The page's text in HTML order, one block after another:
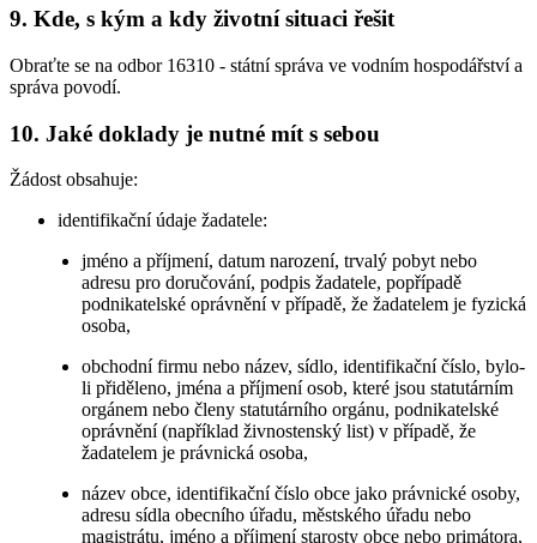
9. Kde, s kým a kdy životní situaci řešit
Obraťte se na odbor 16310 - státní správa ve vodním hospodářství a
správa povodí.
10. Jaké doklady je nutné mít s sebou
Žádost obsahuje:
identifikační údaje žadatele:
jméno a příjmení, datum narození, trvalý pobyt nebo
adresu pro doručování, podpis žadatele, popřípadě
podnikatelské oprávnění v případě, že žadatelem je fyzická
osoba,
obchodní firmu nebo název, sídlo, identifikační číslo, bylo-
li přiděleno, jména a příjmení osob, které jsou statutárním
orgánem nebo členy statutárního orgánu, podnikatelské
oprávnění (například živnostenský list) v případě, že
žadatelem je právnická osoba,
název obce, identifikační číslo obce jako právnické osoby,
adresu sídla obecního úřadu, městského úřadu nebo
magistrátu, jméno a příjmení starosty obce nebo primátora,